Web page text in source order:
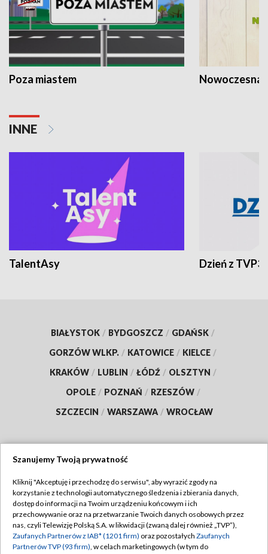
Poza miastem Nowoczesna
INNE
TalentAsy Dzień z TVP3
BIAŁYSTOK / BYDGOSZCZ / GDAŃSK /
GORZÓW WLKP. / KATOWICE / KIELCE /
KRAKÓW / LUBLIN / ŁÓDŹ / OLSZTYN /
OPOLE / POZNAŃ / RZESZÓW /
SZCZECIN / WARSZAWA / WROCŁAW
TVP
Abonament TVP
Emisja w TVP
Regulamin TVP
Polityka prywatności
Szanujemy Twoją prywatność
Kliknij "Akceptuję i przechodzę do serwisu", aby wyrazić zgody na
korzystanie z technologii automatycznego śledzenia i zbierania danych,
dostęp do informacji na Twoim urządzeniu końcowym i ich
przechowywanie oraz na przetwarzanie Twoich danych osobowych przez
nas, czyli Telewizję Polską S.A. w likwidacji (zwaną dalej również „TVP”),
Zaufanych Partnerów z IAB* (1201 firm) oraz pozostałych Zaufanych
Partnerów TVP (93 firm), w celach marketingowych (w tym do